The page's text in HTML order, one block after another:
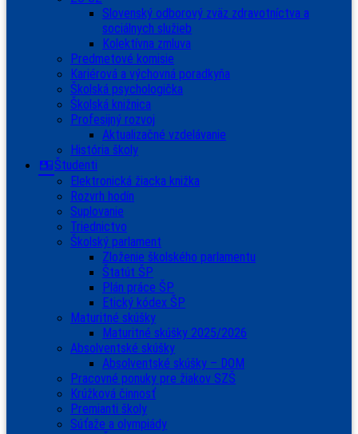
Slovenský odborový zväz zdravotníctva a
sociálnych služieb
Kolektívna zmluva
Predmetové komisie
Kariérová a výchovná poradkyňa
Školská psychologička
Školská knižnica
Profesijný rozvoj
Aktualizačné vzdelávanie
História školy
Študenti
Elektronická žiacka knižka
Rozvrh hodín
Suplovanie
Triednictvo
Školský parlament
Zloženie školského parlamentu
Štatút ŠP
Plán práce ŠP
Etický kódex ŠP
Maturitné skúšky
Maturitné skúšky 2025/2026
Absolventské skúšky
Absolventské skúšky – DOM
Pracovné ponuky pre žiakov SZŠ
Krúžková činnosť
Premianti školy
Súťaže a olympiády